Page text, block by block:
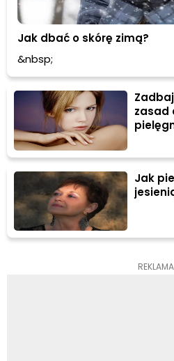
Jak dbać o skórę zimą?
&nbsp;
zasad
Jak
REKLAMA